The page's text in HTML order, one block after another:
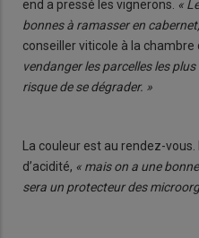
end a pressé les vignerons. «
bonnes à ramasser en cabernet,
conseiller viticole à la chambre
vendanger les parcelles les
risque de se dégrader. »
La couleur est au rendez-
d’acidité, « mais on a une
sera un protecteur des